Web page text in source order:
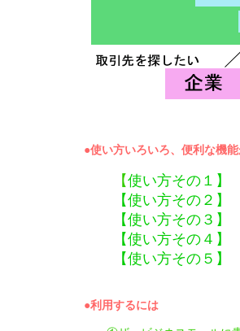
●使い方いろいろ、便利な機
【使い方その１】
【使い方その２】
【使い方その３】
【使い方その４】
【使い方その５】
●利用するには